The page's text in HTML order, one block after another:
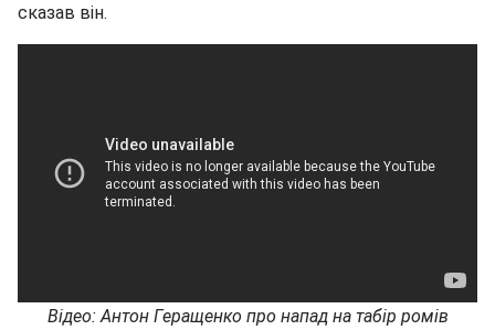
сказав він.
Відео: Антон Геращенко про напад на табір ромів